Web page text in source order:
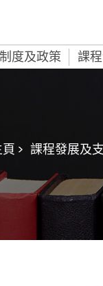
度及政策 課
> 課程發展及